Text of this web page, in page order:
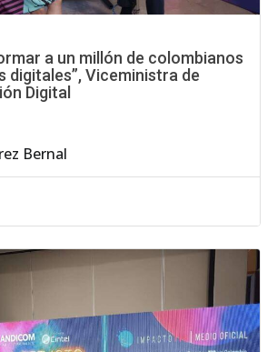
a un millón de colombianos
digitales”, Viceministra de
Digital
Bernal